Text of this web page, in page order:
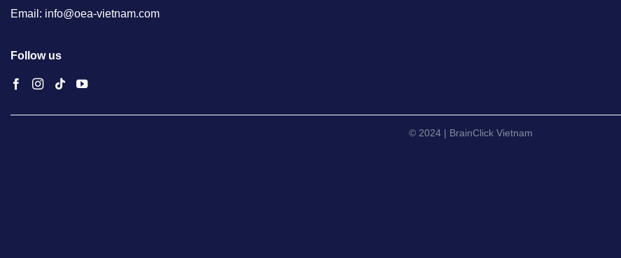
Email: info@oea-vietnam.com
Follow us
© 2024 | BrainClick Vietnam